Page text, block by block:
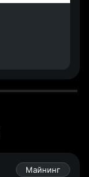
Майнинг